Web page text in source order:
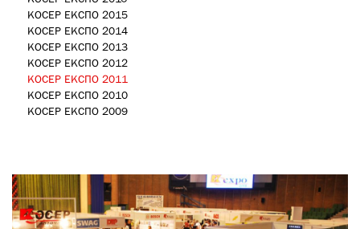
КОСЕР ЕКСПО 2015
КОСЕР ЕКСПО 2014
КОСЕР ЕКСПО 2013
КОСЕР ЕКСПО 2012
КОСЕР ЕКСПО 2011
КОСЕР ЕКСПО 2010
КОСЕР ЕКСПО 2009